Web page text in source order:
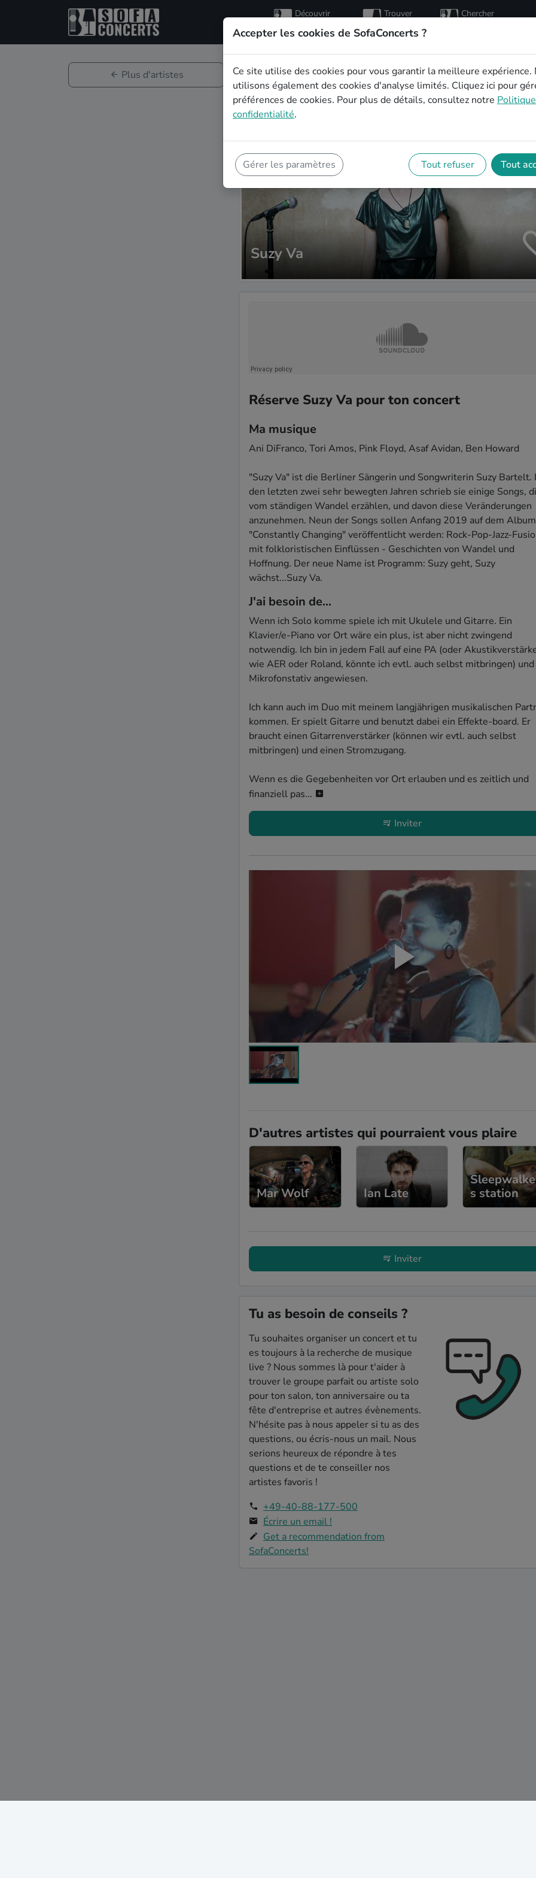
Découvrir
artistes
Trouver
hôtes
Chercher
Plus d'artistes
Suzy Va
Réserve Suzy Va pour ton concert
Ma musique
Ani DiFranco, Tori Amos, Pink Floyd, Asaf Avidan, Ben Howard
"Suzy Va" ist die Berliner Sängerin und Songwriterin Suzy Bartelt.
den letzten zwei sehr bewegten Jahren schrieb sie einige Songs,
vom ständigen Wandel erzählen, und davon diese Veränderungen
anzunehmen. Neun der Songs sollen Anfang 2019 auf dem Album
"Constantly Changing" veröffentlicht werden: Rock-Pop-Jazz-
mit folkloristischen Einflüssen - Geschichten von Wandel und
Hoffnung. Der neue Name ist Programm: Suzy geht, Suzy
wächst...Suzy Va.
J'ai besoin de...
Wenn ich Solo komme spiele ich mit Ukulele und Gitarre. Ein
Klavier/e-Piano vor Ort wäre ein plus, ist aber nicht zwingend
notwendig. Ich bin in jedem Fall auf eine PA (oder
wie AER oder Roland, könnte ich evtl. auch selbst mitbringen)
Mikrofonstativ angewiesen.
Ich kann auch im Duo mit meinem langjährigen musikalischen
kommen. Er spielt Gitarre und benutzt dabei ein Effekte-board. Er
braucht einen Gitarrenverstärker (können wir evtl. auch selbst
mitbringen) und einen Stromzugang.
Wenn es die Gegebenheiten vor Ort erlauben und es zeitlich und
finanziell pas...
Inviter
D'autres artistes qui pourraient vous plaire
Mar Wolf Ian Late
s station
Inviter
Tu as besoin de conseils ?
Tu souhaites organiser un concert et tu
es toujours à la recherche de musique
live ? Nous sommes là pour t'aider à
trouver le groupe parfait ou artiste solo
pour ton salon, ton anniversaire ou ta
fête d'entreprise et autres évènements.
N'hésite pas à nous appeler si tu as des
questions, ou écris-nous un mail. Nous
serions heureux de répondre à tes
questions et de te conseiller nos
artistes favoris !
+49-40-88-177-500
Écrire un email !
Get a recommendation from
SofaConcerts!
Accepter les cookies de SofaConcerts ?
Ce site utilise des cookies pour vous garantir la meilleure expérience.
utilisons également des cookies d'analyse limités. Cliquez ici pour
préférences de cookies. Pour plus de détails, consultez notre
confidentialité.
Gérer les paramètres Tout refuser Tout